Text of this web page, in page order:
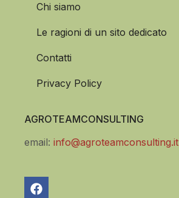
Chi siamo
Le ragioni di un sito dedicato
Contatti
Privacy Policy
AGROTEAMCONSULTING
email: info@agroteamconsulting.it